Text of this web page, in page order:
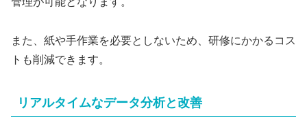
また、紙や手作業を必要としないため、研修にかかるコス
トも削減できます。
リアルタイムなデータ分析と改善